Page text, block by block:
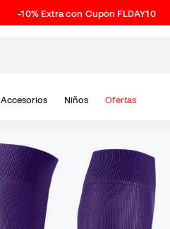
-10% Extra con Cupón FLDAY10
Accesorios Niños Ofertas